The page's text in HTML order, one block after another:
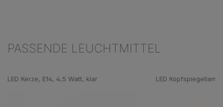
PASSENDE LEUCHTMITTEL
LED Kerze, E14, 4,5 Watt, klar LED